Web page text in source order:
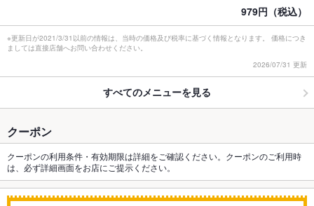
979円（税込）
※更新日が2021/3/31以前の情報は、当時の価格及び税率に基づく情報となります。 価格につき
ましては直接店舗へお問い合わせください。
2026/07/31 更新
すべてのメニューを見る
クーポン
クーポンの利用条件・有効期限は詳細をご確認ください。クーポンのご利用時
は、必ず詳細画面をお店にご提示ください。